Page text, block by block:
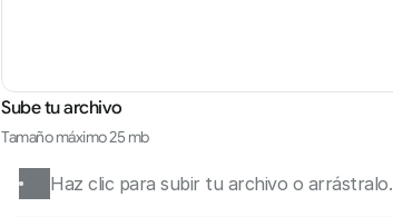
Sube tu archivo
Tamaño máximo 25 mb
Haz clic para subir tu archivo o arrástralo.